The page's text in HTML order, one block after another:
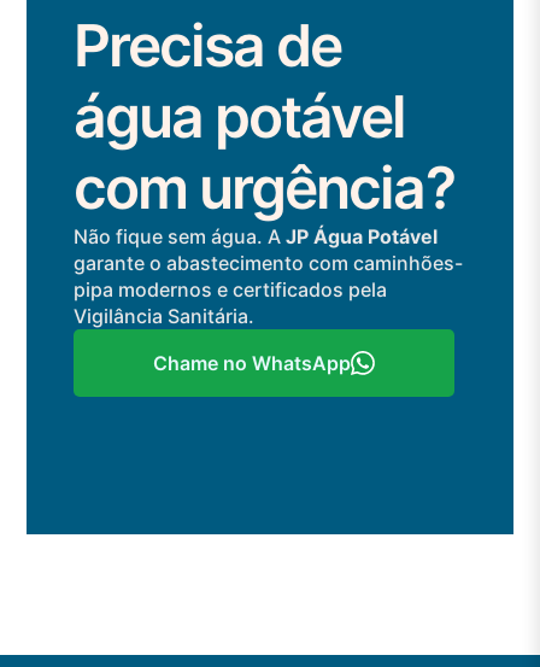
Precisa de
água potável
com urgência?
Não fique sem água. A JP Água Potável
garante o abastecimento com caminhões-
pipa modernos e certificados pela
Vigilância Sanitária.
Chame no WhatsApp